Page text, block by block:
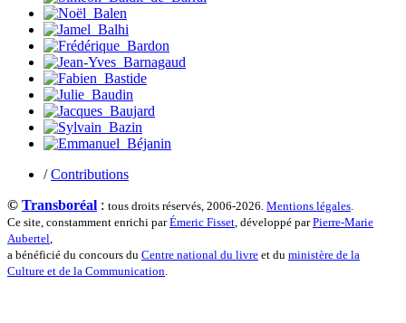
Troussier Virginie
Tuilier Romain
Tulane Fabrice
Tzapoff Antoine
Ujfalvy-Bourdon Marie de
Urbain Jean-Didier
Valéry Philippe
Valentin Jean-Pierre
Valverde Benjamin
Vayron Xavier
Victor Daphné
Victor Paul-Émile
Vignon Vincent
Villemagne François-Xavier de
/Contributions
© Transboréal : tous droits réservés, 2006-2026. Mentions légales.
Ce site, constamment enrichi parÉmeric Fisset, développé parPierre-Marie
Aubertel,
a bénéficié du concours du Centre national du livre et du ministère de la
Culture et de la Communication.